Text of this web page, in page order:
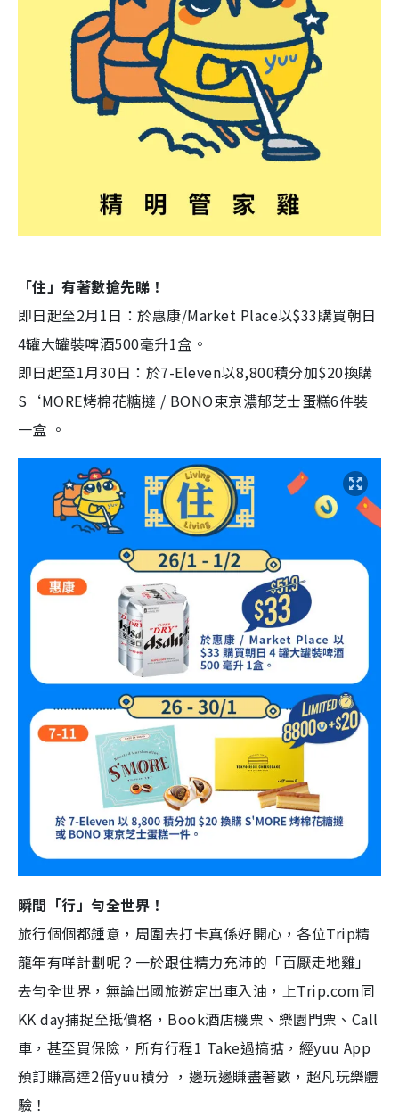
「住」有著數搶先睇！
即日起至2月1日：於惠康/Market Place以$33購買朝日
4罐大罐裝啤酒500毫升1盒。
即日起至1月30日：於7-Eleven以8,800積分加$20換購
S‘MORE烤棉花糖撻 / BONO東京濃郁芝士蛋糕6件裝
一盒 。
瞬間「行」勻全世界！
旅行個個都鍾意，周圍去打卡真係好開心，各位Trip精
龍年有咩計劃呢？一於跟住精力充沛的「百厭走地雞」
去勻全世界，無論出國旅遊定出車入油，上Trip.com同
KK day捕捉至抵價格，Book酒店機票、樂園門票、Call
車，甚至買保險，所有行程1 Take過搞掂，經yuu App
預訂賺高達2倍yuu積分 ，邊玩邊賺盡著數，超凡玩樂體
驗！